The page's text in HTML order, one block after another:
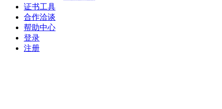
证书工具
合作洽谈
帮助中心
登录
注册